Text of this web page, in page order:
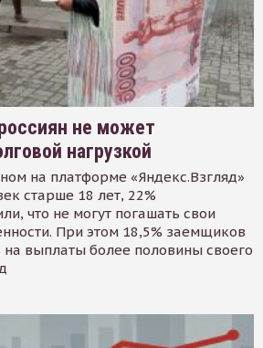
не может
нагрузкой
на платформе «Яндекс.Взгляд»
старше 18 лет, 22%
что не могут погашать свои
При этом 18,5% заемщиков
выплаты более половины своего